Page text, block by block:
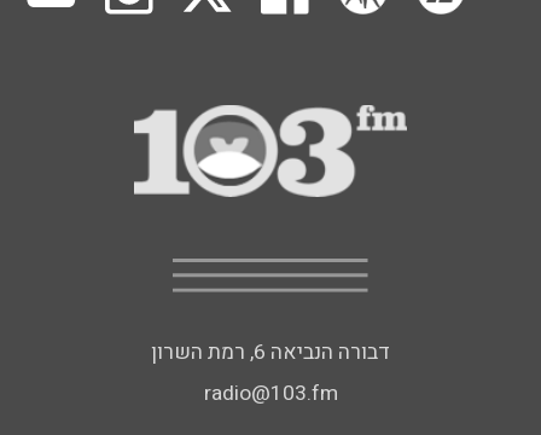
דבורה הנביאה 6, רמת השרון
radio@103.fm